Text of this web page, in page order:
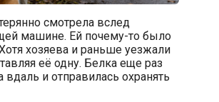
смотрела вслед
машине. Ей почему-то было
хозяева и раньше уезжали
её одну. Белка еще раз
вдаль и отправилась охранять